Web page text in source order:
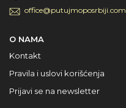
office@putujmoposrbiji.com
O NAMA
Kontakt
Pravila i uslovi korišćenja
Prijavi se na newsletter